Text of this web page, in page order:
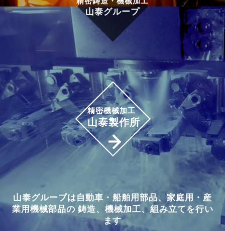
精密機械加工
山泰製作所
山泰グループ
山泰グループは自動車・船舶用部品、家庭用・産
業用機械部品の 鋳造、機械加工、組み立てを行い
ます